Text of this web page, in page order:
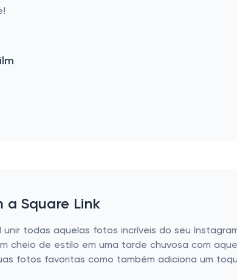
a Square Link
todas aquelas fotos incríveis do seu
cheio de estilo em uma tarde chuvosa com
fotos favoritas como também adiciona um